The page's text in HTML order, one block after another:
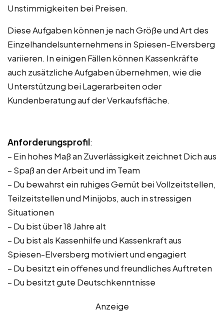
Unstimmigkeiten bei Preisen.
Diese Aufgaben können je nach Größe und Art des
Einzelhandelsunternehmens in Spiesen-Elversberg
variieren. In einigen Fällen können Kassenkräfte
auch zusätzliche Aufgaben übernehmen, wie die
Unterstützung bei Lagerarbeiten oder
Kundenberatung auf der Verkaufsfläche.
Anforderungsprofil:
– Ein hohes Maß an Zuverlässigkeit zeichnet Dich aus
– Spaß an der Arbeit und im Team
– Du bewahrst ein ruhiges Gemüt bei Vollzeitstellen,
Teilzeitstellen und Minijobs, auch in stressigen
Situationen
– Du bist über 18 Jahre alt
– Du bist als Kassenhilfe und Kassenkraft aus
Spiesen-Elversberg motiviert und engagiert
– Du besitzt ein offenes und freundliches Auftreten
– Du besitzt gute Deutschkenntnisse
Anzeige